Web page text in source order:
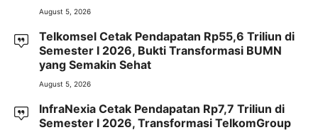
August 5, 2026
Telkomsel Cetak Pendapatan Rp55,6 Triliun di
Semester I 2026, Bukti Transformasi BUMN
yang Semakin Sehat
August 5, 2026
InfraNexia Cetak Pendapatan Rp7,7 Triliun di
Semester I 2026, Transformasi TelkomGroup